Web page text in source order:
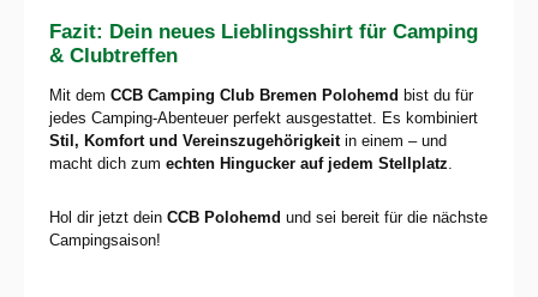
Fazit: Dein neues Lieblingsshirt für Camping
& Clubtreffen
Mit dem CCB Camping Club Bremen Polohemd bist du für
jedes Camping-Abenteuer perfekt ausgestattet. Es kombiniert
Stil, Komfort und Vereinszugehörigkeitin einem – und
macht dich zum echten Hingucker auf jedem Stellplatz.
Hol dir jetzt dein CCB Polohemd und sei bereit für die nächste
Campingsaison!